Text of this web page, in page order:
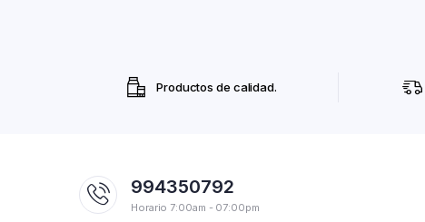
Productos de calidad.
994350792
Horario 7:00am - 07:00pm